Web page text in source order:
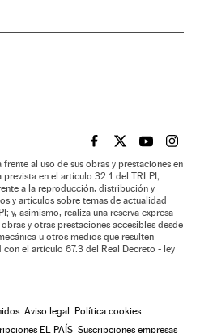
EL PAÍS BRASIL EN
EL PAÍSEL PAÍS
EL
al uso de sus obras y prestaciones en
en el artículo 32.1 del TRLPI;
a la reproducción, distribución y
y artículos sobre temas de actualidad
y, asimismo, realiza una reserva expresa
y otras prestaciones accesibles desde
u otros medios que resulten
el artículo 67.3 del Real Decreto - ley
Aviso legal Política cookies
EL PAÍS Suscripciones empresas